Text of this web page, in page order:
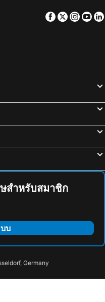
Facebook
Twitter
สำหรับสมาชิก
บ
Germany